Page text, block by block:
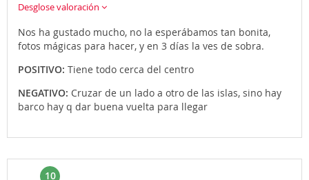
Desglose valoración
Nos ha gustado mucho, no la esperábamos tan bonita,
fotos mágicas para hacer, y en 3 días la ves de sobra.
POSITIVO: Tiene todo cerca del centro
NEGATIVO: Cruzar de un lado a otro de las islas, sino hay
barco hay q dar buena vuelta para llegar
10